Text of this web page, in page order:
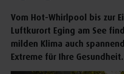
Vom Hot-Whirlpool bis zur
Luftkurort Eging am See
milden Klima auch
Extreme für Ihre Gesundheit.